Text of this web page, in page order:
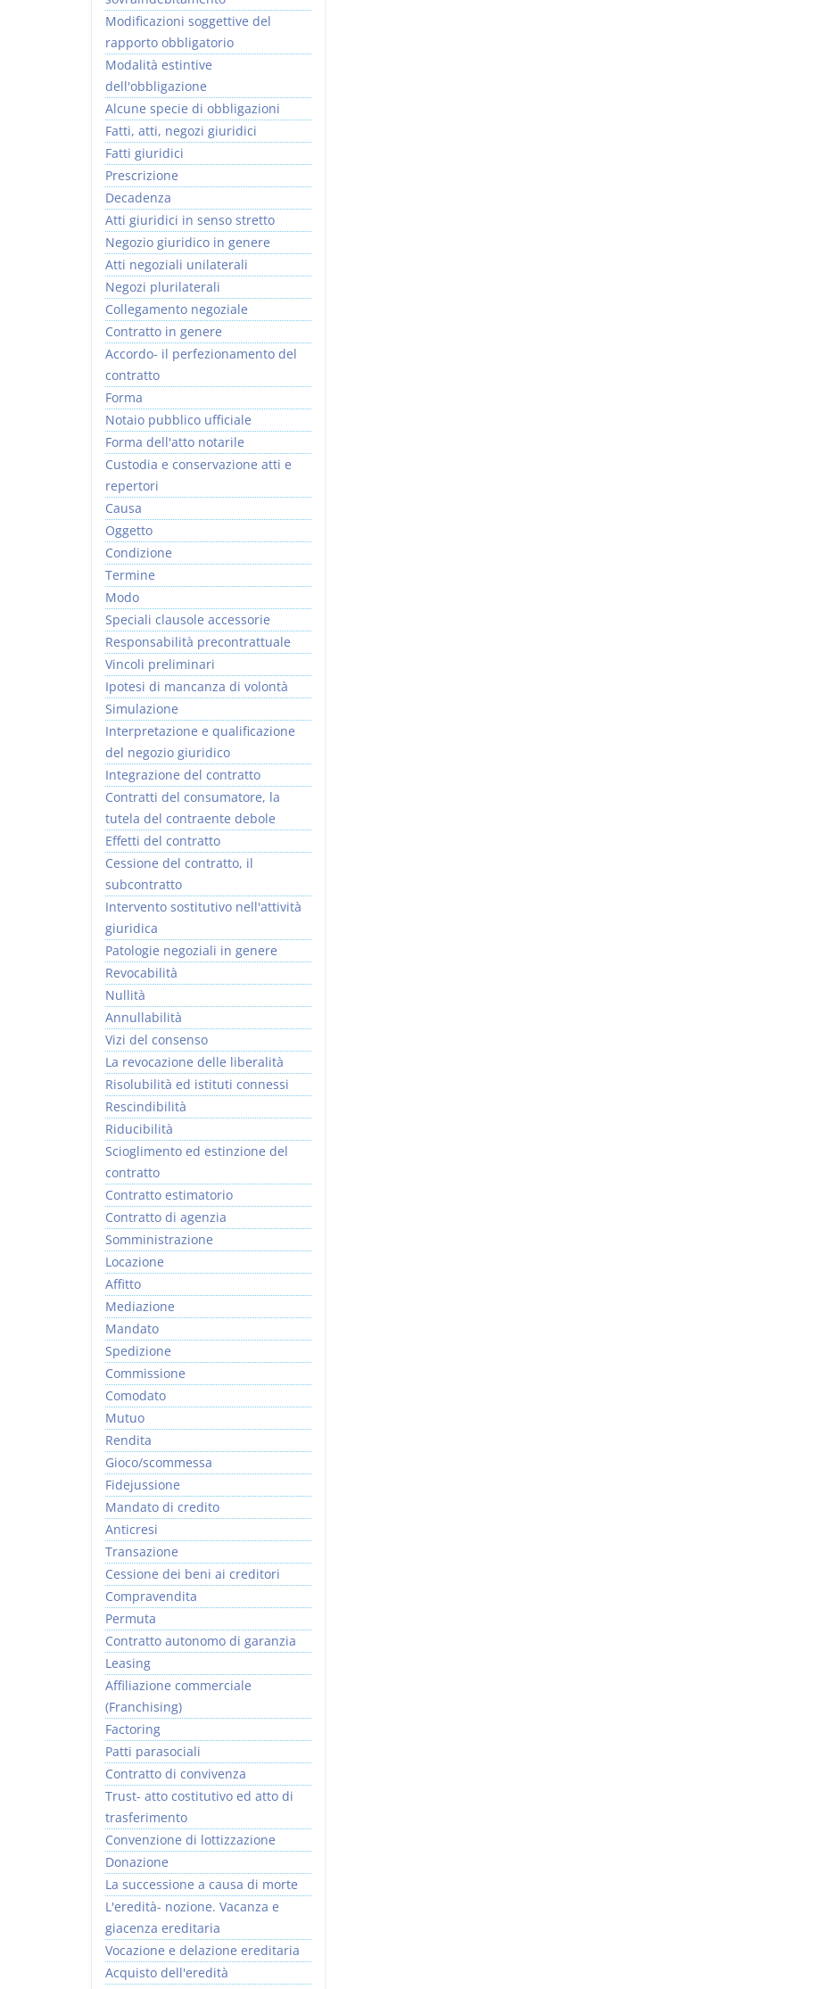
Modificazioni soggettive del
rapporto obbligatorio
Modalità estintive
dell'obbligazione
Alcune specie di obbligazioni
Fatti, atti, negozi giuridici
Fatti giuridici
Prescrizione
Decadenza
Atti giuridici in senso stretto
Negozio giuridico in genere
Atti negoziali unilaterali
Negozi plurilaterali
Collegamento negoziale
Contratto in genere
Accordo- il perfezionamento del
contratto
Forma
Notaio pubblico ufficiale
Forma dell'atto notarile
Custodia e conservazione atti e
repertori
Causa
Oggetto
Condizione
Termine
Modo
Speciali clausole accessorie
Responsabilità precontrattuale
Vincoli preliminari
Ipotesi di mancanza di volontà
Simulazione
Interpretazione e qualificazione
del negozio giuridico
Integrazione del contratto
Contratti del consumatore, la
tutela del contraente debole
Effetti del contratto
Cessione del contratto, il
subcontratto
Intervento sostitutivo nell'attività
giuridica
Patologie negoziali in genere
Revocabilità
Nullità
Annullabilità
Vizi del consenso
La revocazione delle liberalità
Risolubilità ed istituti connessi
Rescindibilità
Riducibilità
Scioglimento ed estinzione del
contratto
Contratto estimatorio
Contratto di agenzia
Somministrazione
Locazione
Affitto
Mediazione
Mandato
Spedizione
Commissione
Comodato
Mutuo
Rendita
Gioco/scommessa
Fidejussione
Mandato di credito
Anticresi
Transazione
Cessione dei beni ai creditori
Compravendita
Permuta
Contratto autonomo di garanzia
Leasing
Affiliazione commerciale
(Franchising)
Factoring
Patti parasociali
Contratto di convivenza
Trust- atto costitutivo ed atto di
trasferimento
Convenzione di lottizzazione
Donazione
La successione a causa di morte
L'eredità- nozione. Vacanza e
giacenza ereditaria
Vocazione e delazione ereditaria
Acquisto dell'eredità